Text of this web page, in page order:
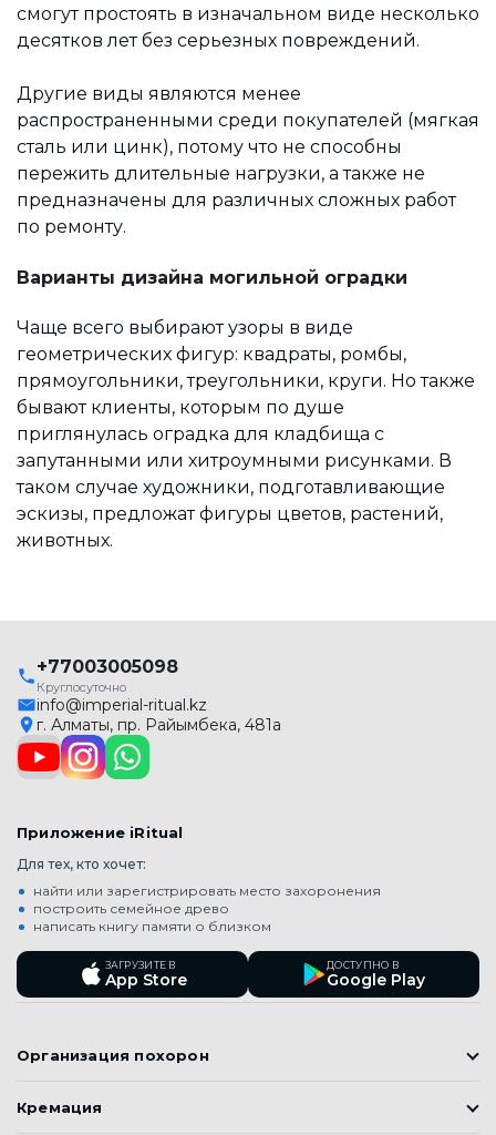
смогут простоять в изначальном виде несколько
десятков лет без серьезных повреждений.
Другие виды являются менее
распространенными среди покупателей (мягкая
сталь или цинк), потому что не способны
пережить длительные нагрузки, а также не
предназначены для различных сложных работ
по ремонту.
Варианты дизайна могильной оградки
Чаще всего выбирают узоры в виде
геометрических фигур: квадраты, ромбы,
прямоугольники, треугольники, круги. Но также
бывают клиенты, которым по душе
приглянулась оградка для кладбища с
запутанными или хитроумными рисунками. В
таком случае художники, подготавливающие
эскизы, предложат фигуры цветов, растений,
животных.
+77003005098
Круглосуточно
info@imperial-ritual.kz
г. Алматы, пр. Райымбека, 481а
Приложение iRitual
Для тех, кто хочет:
найти или зарегистрировать место захоронения
построить семейное древо
написать книгу памяти о близком
ЗАГРУЗИТЕ В
App Store
ДОСТУПНО В
Google Play
Организация похорон
Кремация